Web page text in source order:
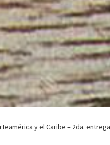
y el Caribe – 2da. entrega